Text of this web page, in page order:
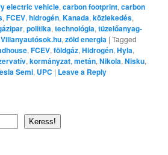
electric vehicle,carbon footprint,carbon
,FCEV,hidrogén,Kanada,közlekedés,
,politika,technológia,tüzelőanyag-
Villanyautósok.hu,zöld energia |Tagged
,FCEV,földgáz,Hidrogén,Hyla,
,kormányzat,metán,Nikola,Nisku,
Semi, UPC | Leave a Reply
Keress!